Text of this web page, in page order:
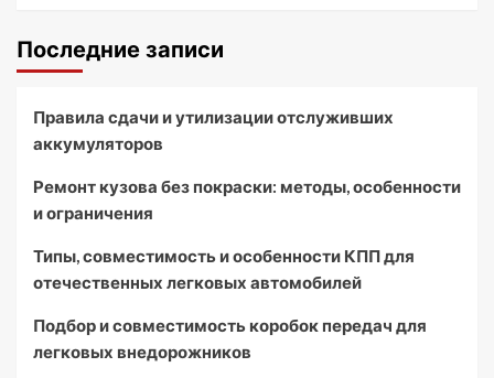
Последние записи
Правила сдачи и утилизации отслуживших
аккумуляторов
Ремонт кузова без покраски: методы, особенности
и ограничения
Типы, совместимость и особенности КПП для
отечественных легковых автомобилей
Подбор и совместимость коробок передач для
легковых внедорожников